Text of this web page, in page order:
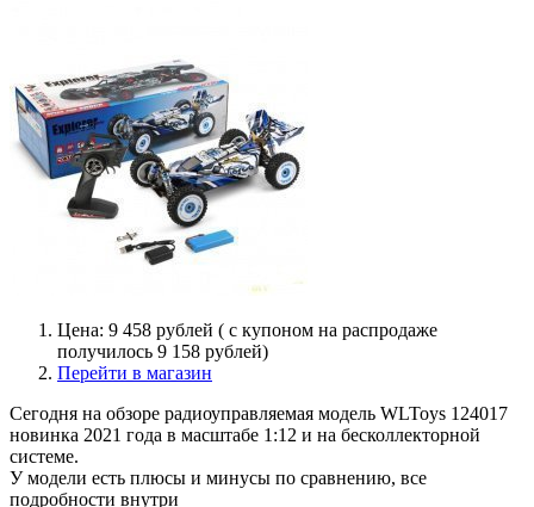
Цена: 9 458 рублей ( с купоном на распродаже
получилось 9 158 рублей)
Перейти в магазин
Сегодня на обзоре радиоуправляемая модель WLToys 124017
новинка 2021 года в масштабе 1:12 и на бесколлекторной
системе.
У модели есть плюсы и минусы по сравнению, все
подробности внутри